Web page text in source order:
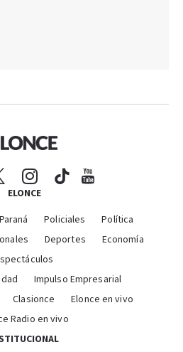
ELONCE
Paraná Policiales
Política
Deportes
Economía
Impulso Empresarial
Clasionce
Elonce en vivo
Radio en vivo